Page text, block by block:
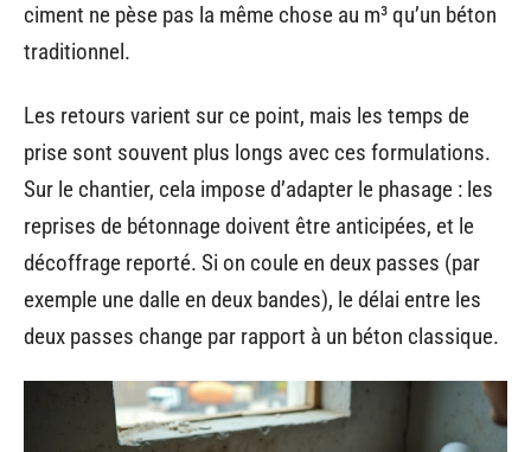
ciment ne pèse pas la même chose au m³ qu’un béton
traditionnel.
Les retours varient sur ce point, mais les temps de
prise sont souvent plus longs avec ces formulations.
Sur le chantier, cela impose d’adapter le phasage : les
reprises de bétonnage doivent être anticipées, et le
décoffrage reporté. Si on coule en deux passes (par
exemple une dalle en deux bandes), le délai entre les
deux passes change par rapport à un béton classique.